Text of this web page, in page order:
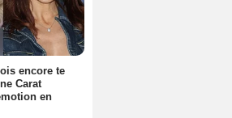
encore te
Carat
en